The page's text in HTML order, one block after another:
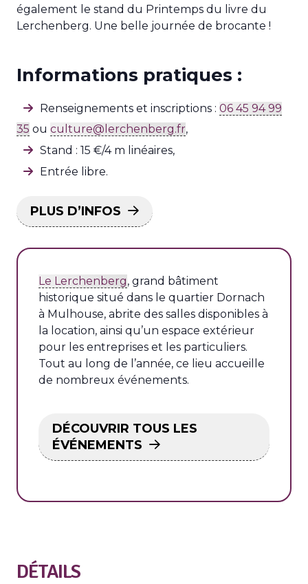
également le stand du Printemps du livre du
Lerchenberg. Une belle journée de brocante !
Informations pratiques :
Renseignements et inscriptions : 06 45 94 99
35 ou culture@lerchenberg.fr,
Stand : 15 €/4 m linéaires,
Entrée libre.
PLUS D’INFOS
Le Lerchenberg, grand bâtiment
historique situé dans le quartier Dornach
à Mulhouse, abrite des salles disponibles à
la location, ainsi qu’un espace extérieur
pour les entreprises et les particuliers.
Tout au long de l’année, ce lieu accueille
de nombreux événements.
DÉCOUVRIR TOUS LES
ÉVÉNEMENTS
DÉTAILS